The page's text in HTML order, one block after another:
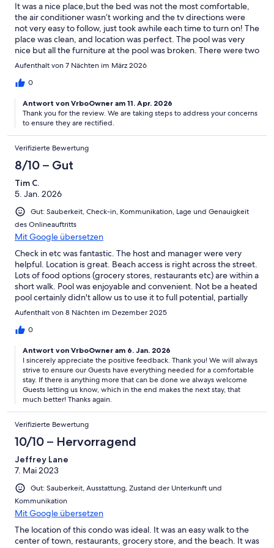
It was a nice place,but the bed was not the most comfortable,
the air conditioner wasn’t working and the tv directions were
not very easy to follow, just took awhile each time to turn on! The
place was clean, and location was perfect. The pool was very
nice but all the furniture at the pool was broken. There were two
chairs provided in the condo though.
Aufenthalt von 7 Nächten im März 2026
0
Antwort von VrboOwner am 11. Apr. 2026
Thank you for the review. We are taking steps to address your concerns
to ensure they are rectified.
Verifizierte Bewertung
8/10 – Gut
Tim C.
5. Jan. 2026
Gut: Sauberkeit, Check-in, Kommunikation, Lage und Genauigkeit
des Onlineauftritts
Mit Google übersetzen
Check in etc was fantastic. The host and manager were very
helpful. Location is great. Beach access is right across the street.
Lots of food options (grocery stores, restaurants etc) are within a
short walk. Pool was enjoyable and convenient. Not be a heated
pool certainly didn't allow us to use it to full potential, partially
because the first few days of the trip were cool by Cabo
while on vacation.
Aufenthalt von 8 Nächten im Dezember 2025
0
Antwort von VrboOwner am 6. Jan. 2026
I sincerely appreciate the positive feedback. Thank you! We will always
strive to ensure our Guests have everything needed for a comfortable
stay. If there is anything more that can be done we always welcome
Guests letting us know, which in the end makes the next stay, that
much better! Thanks again.
Verifizierte Bewertung
10/10 – Hervorragend
Jeffrey Lane
7. Mai 2023
Gut: Sauberkeit, Ausstattung, Zustand der Unterkunft und
Kommunikation
Mit Google übersetzen
The location of this condo was ideal. It was an easy walk to the
center of town, restaurants, grocery store, and the beach. It was